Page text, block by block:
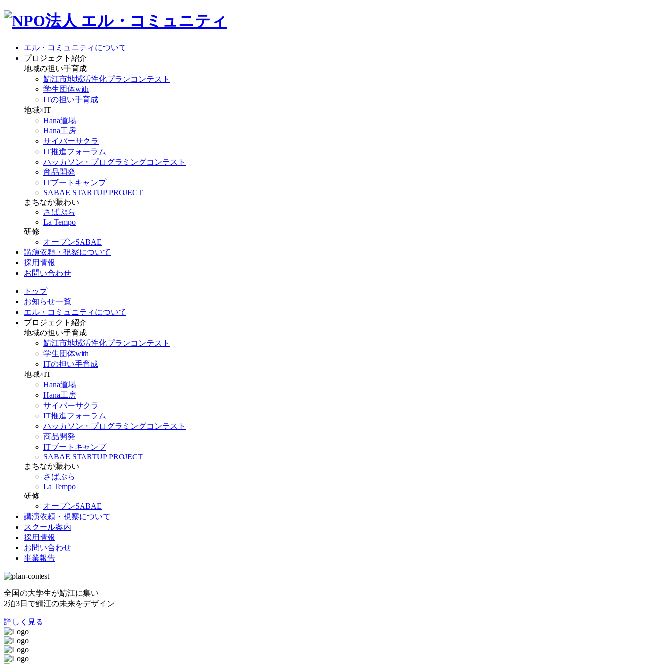
エル・コミュニティについて
プロジェクト紹介
地域の担い手育成
鯖江市地域活性化プランコンテスト
学生団体with
ITの担い手育成
地域×IT
Hana道場
Hana工房
サイバーサクラ
IT推進フォーラム
ハッカソン・プログラミングコンテスト
商品開発
ITブートキャンプ
SABAE STARTUP PROJECT
まちなか賑わい
さばぷら
La Tempo
研修
オープンSABAE
講演依頼・視察について
採用情報
お問い合わせ
トップ
お知らせ一覧
エル・コミュニティについて
プロジェクト紹介
地域の担い手育成
鯖江市地域活性化プランコンテスト
学生団体with
ITの担い手育成
地域×IT
Hana道場
Hana工房
サイバーサクラ
IT推進フォーラム
ハッカソン・プログラミングコンテスト
商品開発
ITブートキャンプ
SABAE STARTUP PROJECT
まちなか賑わい
さばぷら
La Tempo
研修
オープンSABAE
講演依頼・視察について
スクール案内
採用情報
お問い合わせ
事業報告
全国の大学生が鯖江に集い
2泊3日で鯖江の未来をデザイン
詳しく見る